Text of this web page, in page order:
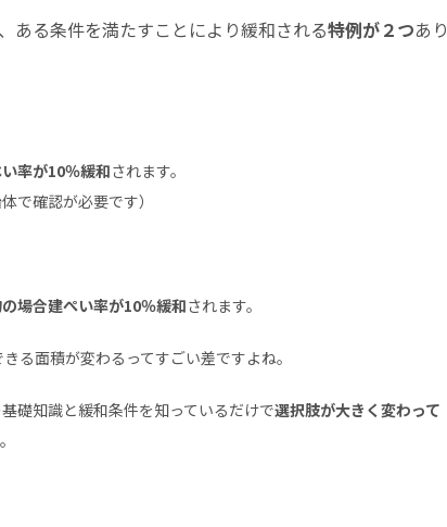
ある条件を満たすことにより緩和される特例が２つあり
率が10％緩和されます。
で確認が必要です）
場合建ぺい率が10％緩和されます。
る面積が変わるってすごい差ですよね。
礎知識と緩和条件を知っているだけで選択肢が大きく変わって